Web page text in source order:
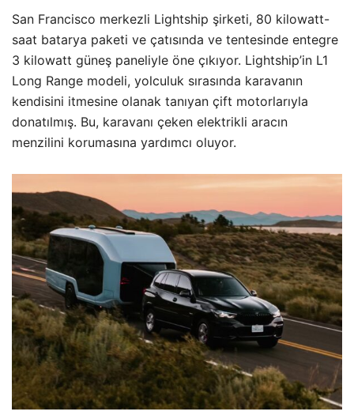
San Francisco merkezli Lightship şirketi, 80 kilowatt-
saat batarya paketi ve çatısında ve tentesinde entegre
3 kilowatt güneş paneliyle öne çıkıyor. Lightship’in L1
Long Range modeli, yolculuk sırasında karavanın
kendisini itmesine olanak tanıyan çift motorlarıyla
donatılmış. Bu, karavanı çeken elektrikli aracın
menzilini korumasına yardımcı oluyor.